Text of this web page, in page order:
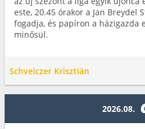
este, 20.45 órakor a Jan Breydel
fogadja, és papíron a házigazda
minősül.
Schveiczer Krisztián
2026.08.